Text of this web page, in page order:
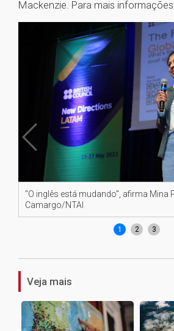
Mackenzie. Para mais informações,
"O inglês está mudando", afirma Mina
Camargo/NTAI
1 2 3
Veja mais